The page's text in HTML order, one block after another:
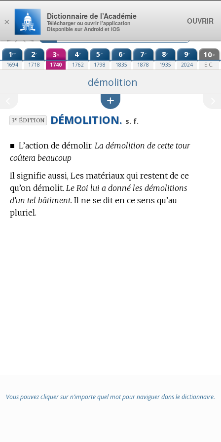
Aller au contenu
1re
1694
2e
1718
3e
1740
4e
1762
5e
1798
6e
1835
7e
1878
8e
1935
9e
2024
10e
E.C.
démolition
3eÉDITION DÉMOLITION. s. f.
■ L’action de démolir. La démolition de cette tour
coûtera beaucoup
Il signifie aussi, Les matériaux qui restent de ce
qu’on démolit. Le Roi lui a donné les démolitions
d’un tel bâtiment. Il ne se dit en ce sens qu’au
pluriel.
Vous pouvez cliquer sur n’importe quel mot pour naviguer dans le dictionnaire.
×
Dictionnaire de l’Académie
Télécharger ou ouvrir l’application
Disponible sur Android et iOS
OUVRIR